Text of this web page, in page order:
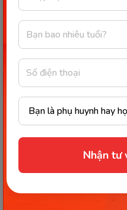
Nhận tư
tiết từ A - Z
Nhận biết sớm tình
sẽ giúp người bệnh được